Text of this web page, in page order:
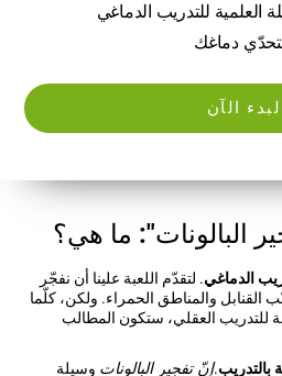
العلمية للتدريب الدماغي
دماغك
البدء الآن
البالونات": ما هي؟
الدماغي. لتقدّم اللعبة علينا أن نفجّر
القنابل والمناطق الحمراء. ولكن، كلّما
للتدريب العقلي، ستكون المطالب
بالتدريب.إنّ تفجير البالونات وسيلة